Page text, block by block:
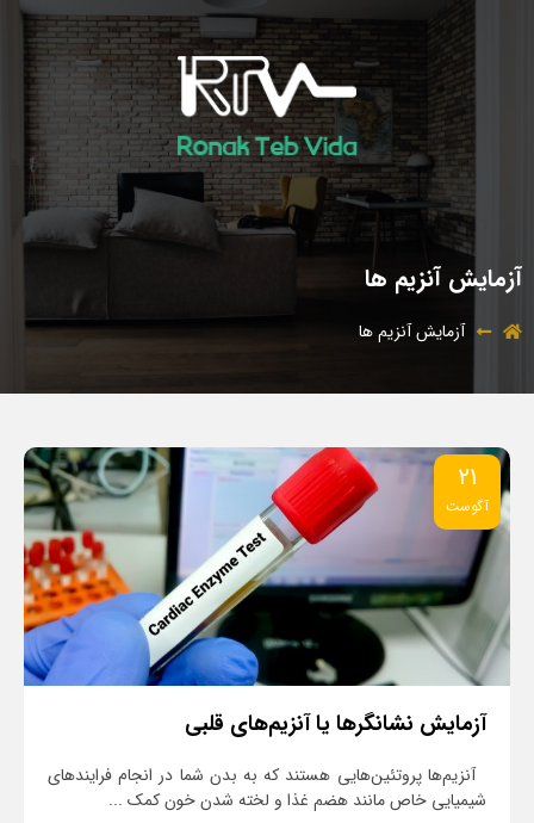
آزمایش آنزیم ها
آزمایش آنزیم ها
21
آگوست
آزمایش نشانگرها یا آنزیم‌های قلبی
آنزیم‌ها پروتئین‌هایی هستند که به بدن شما در انجام فرایندهای
شیمیایی خاص مانند هضم غذا و لخته شدن خون کمک ...